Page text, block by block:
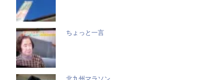
ちょっと一言